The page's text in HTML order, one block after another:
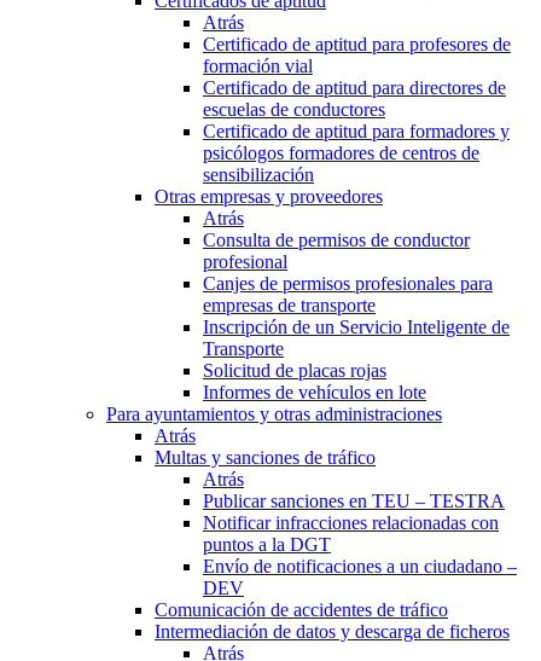
Atrás
Certificado de aptitud para profesores de
formación vial
Certificado de aptitud para directores de
escuelas de conductores
Certificado de aptitud para formadores y
psicólogos formadores de centros de
sensibilización
Otras empresas y proveedores
Atrás
Consulta de permisos de conductor
profesional
Canjes de permisos profesionales para
empresas de transporte
Inscripción de un Servicio Inteligente de
Transporte
Solicitud de placas rojas
Informes de vehículos en lote
Para ayuntamientos y otras administraciones
Atrás
Multas y sanciones de tráfico
Atrás
Publicar sanciones en TEU – TESTRA
Notificar infracciones relacionadas con
puntos a la DGT
Envío de notificaciones a un ciudadano –
DEV
Comunicación de accidentes de tráfico
Intermediación de datos y descarga de ficheros
Atrás